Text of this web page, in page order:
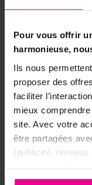
Pour vous offrir
harmonieuse,
Ils nous
proposer des
faciliter
mieux
site. Avec votre
être partagées
(publicité, réseaux
ou de les refuser.
Inclusions
Format